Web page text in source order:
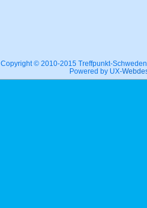
Copyright © 2010-2015 Treffpunkt-
Powered by UX-